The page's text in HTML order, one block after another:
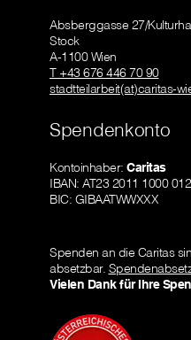
Absberggasse 27/
Stock
A-1100 Wien
T +43 676 446 70 90
stadtteilarbeit(at)caritas-
Spendenkonto
Kontoinhaber: Caritas
IBAN: AT23 2011 1000
BIC: GIBAATWWXXX
Spenden an die Caritas
absetzbar.
Vielen Dank für Ihre